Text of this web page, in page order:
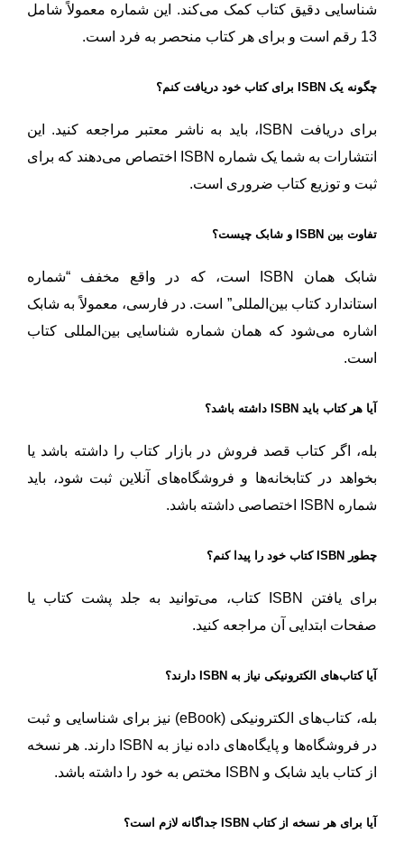
شناسایی دقیق کتاب کمک می‌کند. این شماره معمولاً شامل
13 رقم است و برای هر کتاب منحصر به فرد است.
چگونه یک ISBN برای کتاب خود دریافت کنم؟
برای دریافت ISBN، باید به ناشر معتبر مراجعه کنید. این
انتشارات به شما یک شماره ISBN اختصاص می‌دهند که برای
ثبت و توزیع کتاب ضروری است.
تفاوت بین ISBN و شابک چیست؟
شابک همان ISBN است، که در واقع مخفف “شماره
استاندارد کتاب بین‌المللی” است. در فارسی، معمولاً به شابک
اشاره می‌شود که همان شماره شناسایی بین‌المللی کتاب
است.
آیا هر کتاب باید ISBN داشته باشد؟
بله، اگر کتاب قصد فروش در بازار کتاب را داشته باشد یا
بخواهد در کتابخانه‌ها و فروشگاه‌های آنلاین ثبت شود، باید
شماره ISBN اختصاصی داشته باشد.
چطور ISBN کتاب خود را پیدا کنم؟
برای یافتن ISBN کتاب، می‌توانید به جلد پشت کتاب یا
صفحات ابتدایی آن مراجعه کنید.
آیا کتاب‌های الکترونیکی نیاز به ISBN دارند؟
بله، کتاب‌های الکترونیکی (eBook) نیز برای شناسایی و ثبت
در فروشگاه‌ها و پایگاه‌های داده نیاز به ISBN دارند. هر نسخه
از کتاب باید شابک و ISBN مختص به خود را داشته باشد.
آیا برای هر نسخه از کتاب ISBN جداگانه لازم است؟